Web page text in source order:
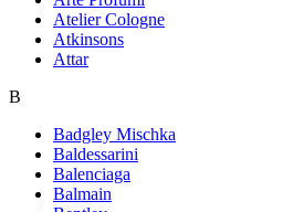
Atelier Cologne
Atkinsons
Attar
B
Badgley Mischka
Baldessarini
Balenciaga
Balmain